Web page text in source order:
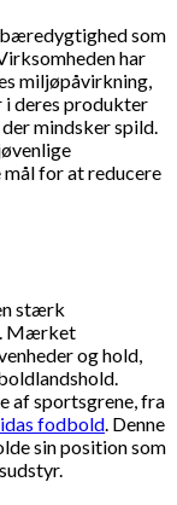
bæredygtighed som
har
miljøpåvirkning,
i deres produkter
mindsker spild.
for at reducere
stærk
Mærket
og hold,
af sportsgrene, fra
fodbold. Denne
sin position som